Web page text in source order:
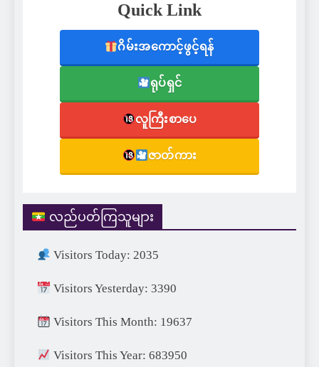
Quick Link
ဂိမ်းအကောင့်ဖွင့်ရန်
ရုပ်ရှင်
လူကြီးစာပေ
ဇာတ်ကား
လည်ပတ်ကြသူများ
Visitors Today: 2035
Visitors Yesterday: 3390
Visitors This Month: 19637
Visitors This Year: 683950